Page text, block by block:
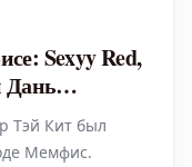
Sexyy Red,
Дань
Тэй Кит был
Мемфис.